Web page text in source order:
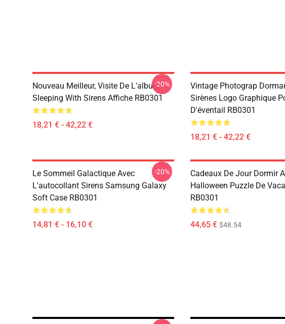
Nouveau Meilleur, Visite De L'album
Sleeping With Sirens Affiche RB0301
18,21 € - 42,22 €
-20%
Vintage Photograp
Sirènes Logo Graphique
D'éventail RB0301
18,21 € - 42,22 €
Le Sommeil Galactique Avec
L'autocollant Sirens Samsung Galaxy
Soft Case RB0301
14,81 € - 16,10 €
-20%
Cadeaux De Jour Dormir
Halloween Puzzle De
RB0301
44,65 € $48.54